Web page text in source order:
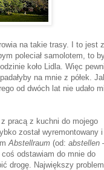
na takie trasy. I to jest
poleciał samolotem, to
koło Lidla. Więc
na mnie z półek.
od dwóch lat nie udało mi
pracą z kuchni do mojego
został wyremontowany
Abstellraum (od: abstellen
odstawiam do mnie do
drogę. Największy problem